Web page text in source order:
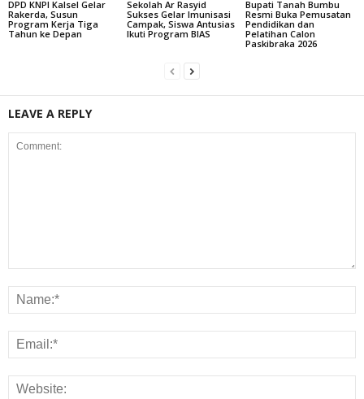
DPD KNPI Kalsel Gelar
Rakerda, Susun
Program Kerja Tiga
Tahun ke Depan
Sekolah Ar Rasyid
Sukses Gelar Imunisasi
Campak, Siswa Antusias
Ikuti Program BIAS
Bupati Tanah Bumbu
Resmi Buka Pemusatan
Pendidikan dan
Pelatihan Calon
Paskibraka 2026
LEAVE A REPLY